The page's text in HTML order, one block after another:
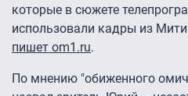
которые в сюжете
использовали кадры из
пишет om1.ru.
По мнению "обиженного